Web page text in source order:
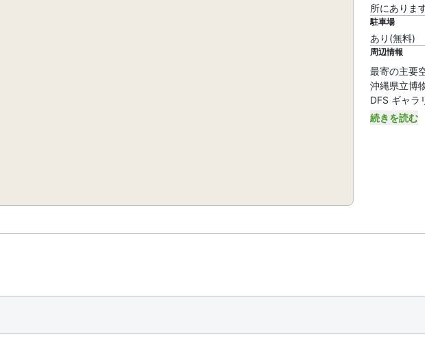
所にあります
駐車場
あり(無料)
周辺情報
最寄の主要
沖縄県立博
DFS ギャ
続きを読む